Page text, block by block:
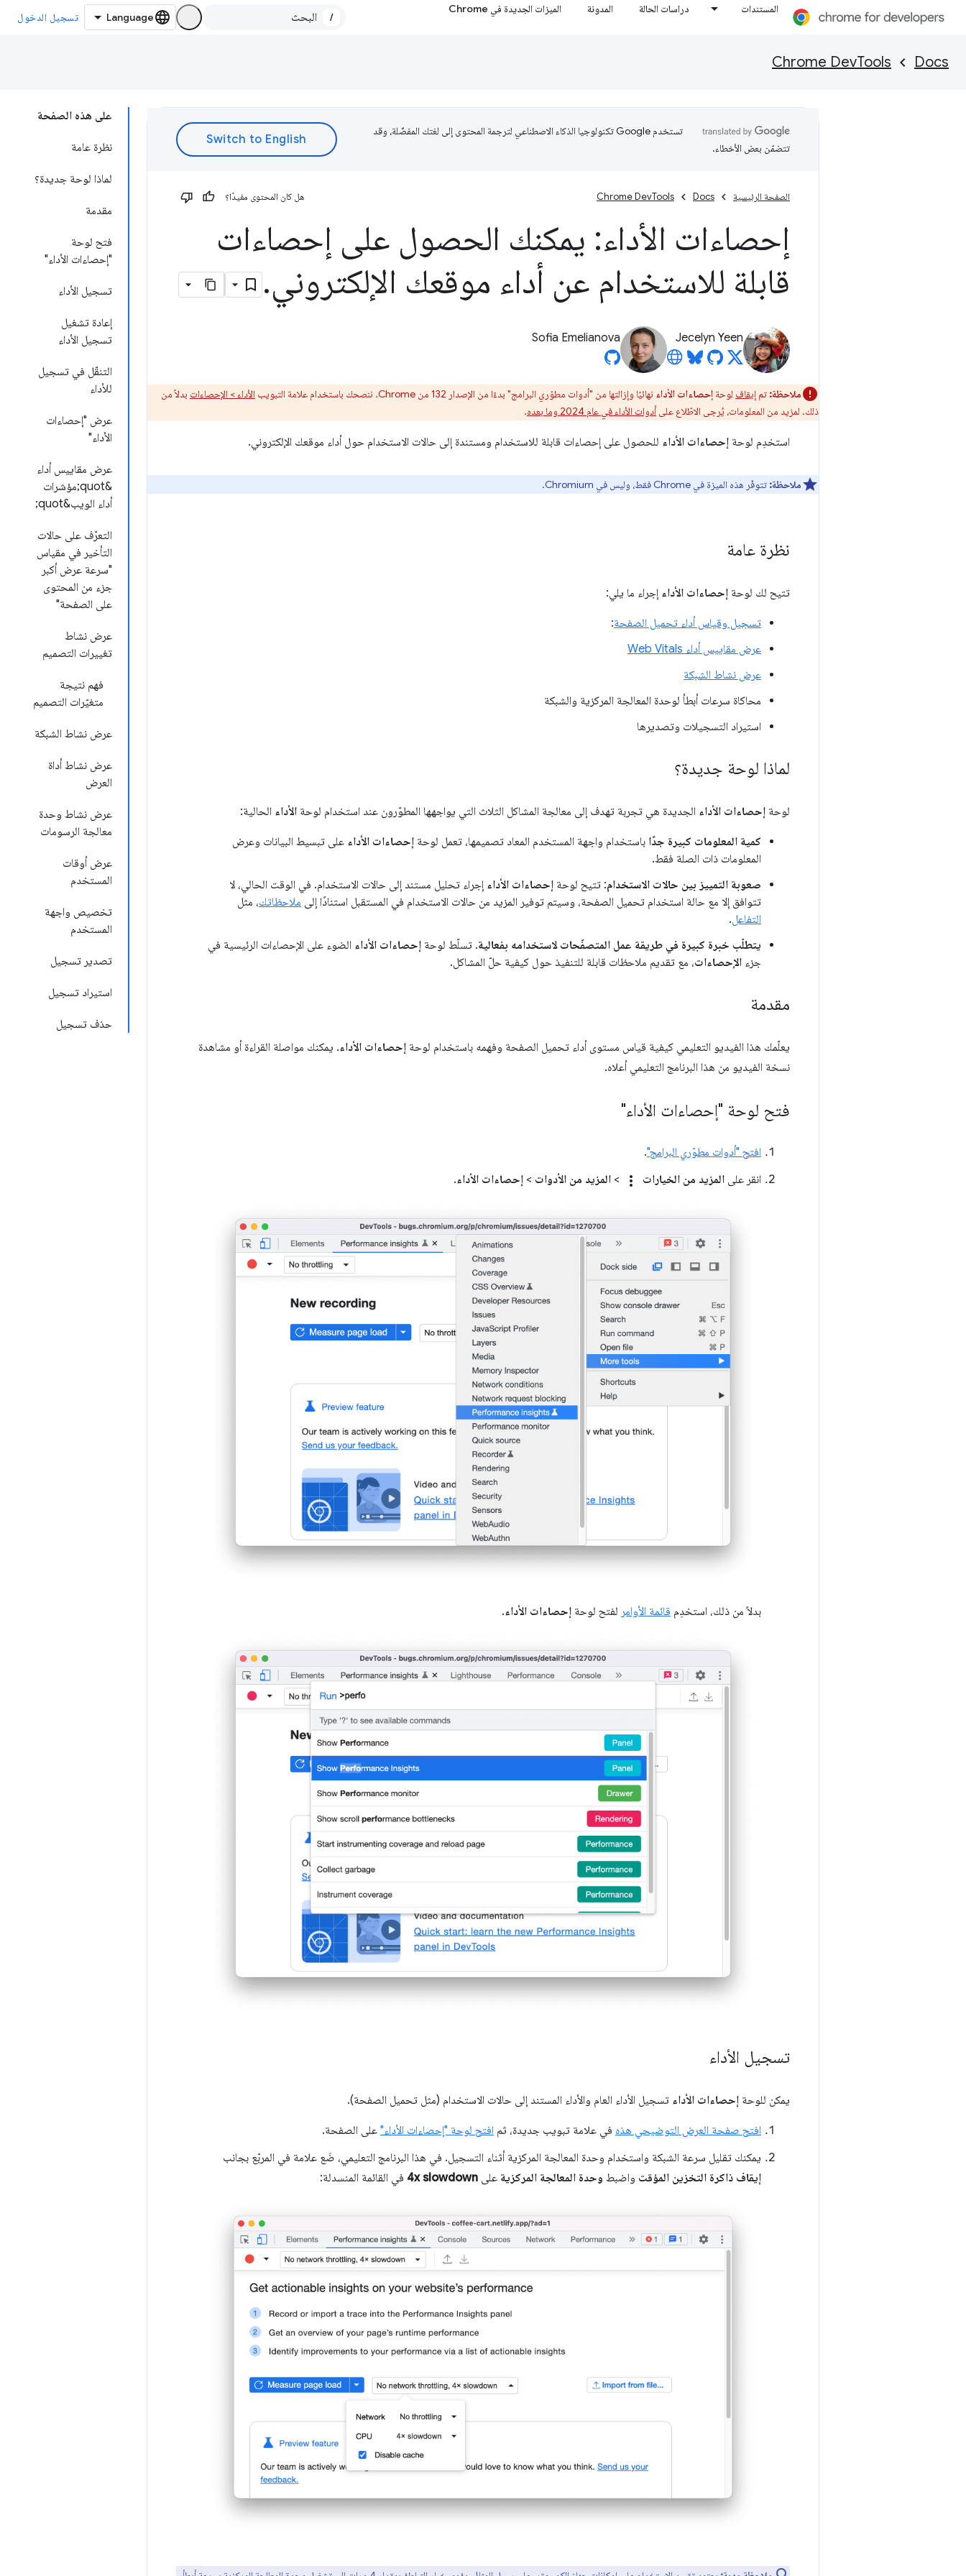
المستندات دراسات الحالة المدونة الميزات الجديدة في Chrome
/ تسجيل الدخول
Docs
Chrome DevTools
على هذه الصفحة
نظرة عامة
لماذا لوحة جديدة؟
مقدمة
فتح لوحة
"إحصاءات الأداء"
تسجيل الأداء
إعادة تشغيل
تسجيل الأداء
التنقّل في تسجيل
للأداء
عرض "إحصاءات
الأداء"
عرض مقاييس أداء
&quot;مؤشرات
أداء الويب&quot;
التعرّف على حالات
التأخير في مقياس
"سرعة عرض أكبر
جزء من المحتوى
على الصفحة"
عرض نشاط
تغييرات التصميم
فهم نتيجة
متغيّرات التصميم
عرض نشاط الشبكة
عرض نشاط أداة
العرض
عرض نشاط وحدة
معالجة الرسومات
عرض أوقات
المستخدم
تخصيص واجهة
المستخدم
تصدير تسجيل
استيراد تسجيل
حذف تسجيل
تستخدم Google تكنولوجيا الذكاء الاصطناعي لترجمة المحتوى إلى لغتك المفضّلة، وقد
تتضمّن بعض الأخطاء.
الصفحة الرئيسية Docs
Chrome DevTools هل كان المحتوى مفيدًا؟
إحصاءات الأداء: يمكنك الحصول على إحصاءات
قابلة للاستخدام عن أداء موقعك الإلكتروني.
Jecelyn Yeen
Sofia Emelianova
ملاحظة: تم إيقاف لوحة إحصاءات الأداء نهائيًا وإزالتها من "أدوات مطوّري البرامج" بدءًا من الإصدار 132 من Chrome. ننصحك باستخدام علامة التبويب الأداء > الإحصاءات بدلاً من
ذلك. لمزيد من المعلومات، يُرجى الاطّلاع على أدوات الأداء في عام 2024 وما بعده .
استخدِم لوحة إحصاءات الأداء للحصول على إحصاءات قابلة للاستخدام ومستندة إلى حالات الاستخدام حول أداء موقعك الإلكتروني.
ملاحظة: تتوفّر هذه الميزة في Chrome فقط، وليس في Chromium.
نظرة عامة
تتيح لك لوحة إحصاءات الأداء إجراء ما يلي:
تسجيل وقياس أداء تحميل الصفحة:
عرض مقاييس أداء Web Vitals
عرض نشاط الشبكة
محاكاة سرعات أبطأ لوحدة المعالجة المركزية والشبكة
استيراد التسجيلات وتصديرها
لماذا لوحة جديدة؟
لوحة إحصاءات الأداء الجديدة هي تجربة تهدف إلى معالجة المشاكل الثلاث التي يواجهها المطوّرون عند استخدام لوحة الأداء الحالية:
كمية المعلومات كبيرة جدًا باستخدام واجهة المستخدم المعاد تصميمها، تعمل لوحة إحصاءات الأداء على تبسيط البيانات وعرض
المعلومات ذات الصلة فقط.
صعوبة التمييز بين حالات الاستخدام: تتيح لوحة إحصاءات الأداء إجراء تحليل مستند إلى حالات الاستخدام. في الوقت الحالي، لا
تتوافق إلا مع حالة استخدام تحميل الصفحة، وسيتم توفير المزيد من حالات الاستخدام في المستقبل استنادًا إلى ملاحظاتك، مثل
التفاعل.
يتطلّب خبرة كبيرة في طريقة عمل المتصفّحات لاستخدامه بفعالية. تسلّط لوحة إحصاءات الأداء الضوء على الإحصاءات الرئيسية في
جزء الإحصاءات، مع تقديم ملاحظات قابلة للتنفيذ حول كيفية حلّ المشاكل.
مقدمة
يعلّمك هذا الفيديو التعليمي كيفية قياس مستوى أداء تحميل الصفحة وفهمه باستخدام لوحة إحصاءات الأداء. يمكنك مواصلة القراءة أو مشاهدة
نسخة الفيديو من هذا البرنامج التعليمي أعلاه.
فتح لوحة "إحصاءات الأداء"
افتح "أدوات مطوّري البرامج".
انقر على المزيد من الخيارات more_vert
> المزيد من الأدوات > إحصاءات الأداء.
بدلاً من ذلك، استخدِم قائمة الأوامر لفتح لوحة إحصاءات الأداء.
تسجيل الأداء
يمكن للوحة إحصاءات الأداء تسجيل الأداء العام والأداء المستند إلى حالات الاستخدام (مثل تحميل الصفحة).
افتح صفحة العرض التوضيحي هذه في علامة تبويب جديدة، ثم افتح لوحة "إحصاءات الأداء" على الصفحة.
يمكنك تقليل سرعة الشبكة واستخدام وحدة المعالجة المركزية أثناء التسجيل. في هذا البرنامج التعليمي، ضَع علامة في المربّع بجانب
إيقاف ذاكرة التخزين المؤقت واضبط وحدة المعالجة المركزية على 4x slowdown في القائمة المنسدلة: